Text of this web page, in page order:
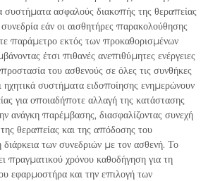
συστήματα ασφαλούς διακοπής της θεραπείας
εάν οι αισθητήρες παρακολούθησης
παράμετρο εκτός των προκαθορισμένων
έτσι πιθανές ανεπιθύμητες ενέργειες
του ασθενούς σε όλες τις συνθήκες
ηχητικά συστήματα ειδοποίησης ενημερώνουν
για οποιαδήποτε αλλαγή της κατάστασης
ανάγκη παρέμβασης, διασφαλίζοντας συνεχή
θεραπείας και της απόδοσης του
των συνεδριών με τον ασθενή. Το
πραγματικού χρόνου καθοδήγηση για τη
εφαρμοστήρα και την επιλογή των